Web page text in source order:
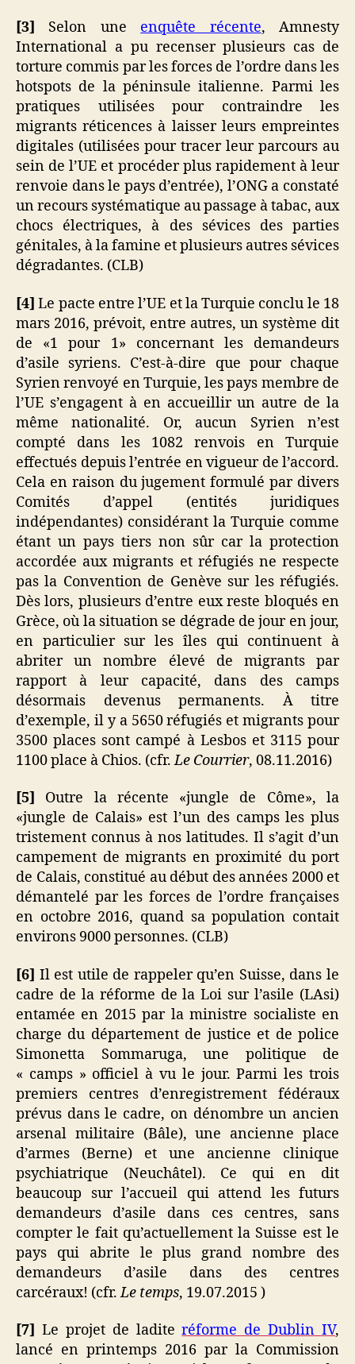
[3] Selon une enquête récente, Amnesty
International a pu recenser plusieurs cas de
torture commis par les forces de l’ordre dans les
hotspots de la péninsule italienne. Parmi les
pratiques utilisées pour contraindre les
migrants réticences à laisser leurs empreintes
digitales (utilisées pour tracer leur parcours au
sein de l’UE et procéder plus rapidement à leur
renvoie dans le pays d’entrée), l’ONG a constaté
un recours systématique au passage à tabac, aux
chocs électriques, à des sévices des parties
génitales, à la famine et plusieurs autres sévices
dégradantes. (CLB)
[4] Le pacte entre l’UE et la Turquie conclu le 18
mars 2016, prévoit, entre autres, un système dit
de «1 pour 1» concernant les demandeurs
d’asile syriens. C’est-à-dire que pour chaque
Syrien renvoyé en Turquie, les pays membre de
l’UE s’engagent à en accueillir un autre de la
même nationalité. Or, aucun Syrien n’est
compté dans les 1082 renvois en Turquie
effectués depuis l’entrée en vigueur de l’accord.
Cela en raison du jugement formulé par divers
Comités d’appel (entités juridiques
indépendantes) considérant la Turquie comme
étant un pays tiers non sûr car la protection
accordée aux migrants et réfugiés ne respecte
pas la Convention de Genève sur les réfugiés.
Dès lors, plusieurs d’entre eux reste bloqués en
Grèce, où la situation se dégrade de jour en jour,
en particulier sur les îles qui continuent à
abriter un nombre élevé de migrants par
rapport à leur capacité, dans des camps
désormais devenus permanents. À titre
d’exemple, il y a 5650 réfugiés et migrants pour
3500 places sont campé à Lesbos et 3115 pour
1100 place à Chios. (cfr.Le Courrier, 08.11.2016)
[5]
Outre la récente «jungle de Côme», la
«jungle de Calais» est l’un des camps les plus
tristement connus à nos latitudes. Il s’agit d’un
campement de migrants en proximité du port
de Calais, constitué au début des années 2000 et
démantelé par les forces de l’ordre françaises
en octobre 2016, quand sa population contait
environs 9000 personnes. (CLB)
[6] Il est utile de rappeler qu’en Suisse, dans le
cadre de la réforme de la Loi sur l’asile (LAsi)
entamée en 2015 par la ministre socialiste en
charge du département de justice et de police
Simonetta Sommaruga, une politique de
« camps » officiel à vu le jour. Parmi les trois
premiers centres d’enregistrement fédéraux
prévus dans le cadre, on dénombre un ancien
arsenal militaire (Bâle), une ancienne place
d’armes (Berne) et une ancienne clinique
psychiatrique (Neuchâtel). Ce qui en dit
beaucoup sur l’accueil qui attend les futurs
demandeurs d’asile dans ces centres, sans
compter le fait qu’actuellement la Suisse est le
pays qui abrite le plus grand nombre des
demandeurs d’asile dans des centres
carcéraux! (cfr.Le temps, 19.07.2015 )
[7] Le projet de laditeréforme de Dublin IV,
lancé en printemps 2016 par la Commission